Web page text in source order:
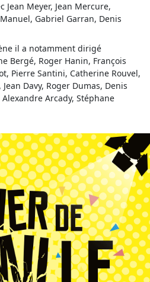
Meyer, Jean Mercure,
Gabriel Garran, Denis
il a notamment dirigé
Bergé, Roger Hanin, François
Pierre Santini, Catherine Rouvel,
Davy, Roger Dumas, Denis
Arcady, Stéphane